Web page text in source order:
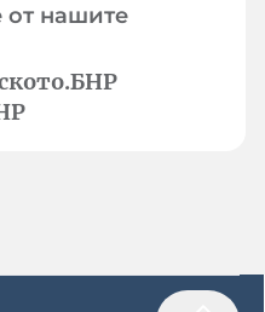
от нашите